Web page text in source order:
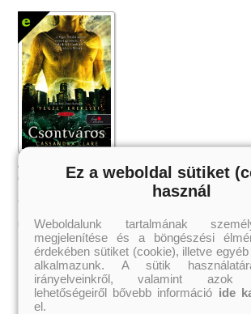
A végzet ereklyéi 1. - Csontváros
Cassandra Clare
Online ár:
Kosárba
Kiemelt szerzőink
Ez a weboldal sütiket
használ
Weboldalunk tartalmának
megjelenítése és a böngészési
érdekében sütiket (cookie), illetve
alkalmazunk. A sütik
irányelveinkről, valamint azok
lehetőségeiről bővebb információ ide
el.